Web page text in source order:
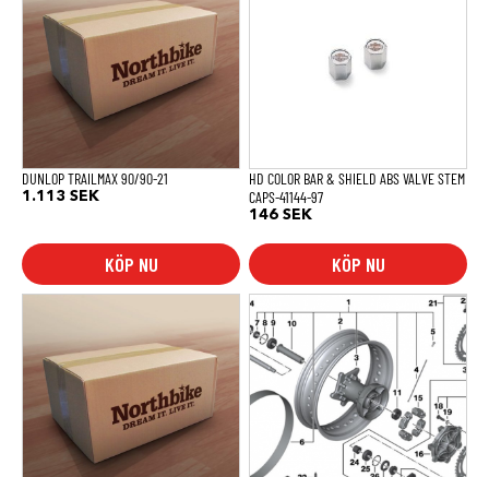
DUNLOP TRAILMAX 90/90-21
1.113 SEK
KÖP NU
HD COLOR BAR & SHIELD ABS VALVE STEM
CAPS-41144-97
146 SEK
KÖP NU